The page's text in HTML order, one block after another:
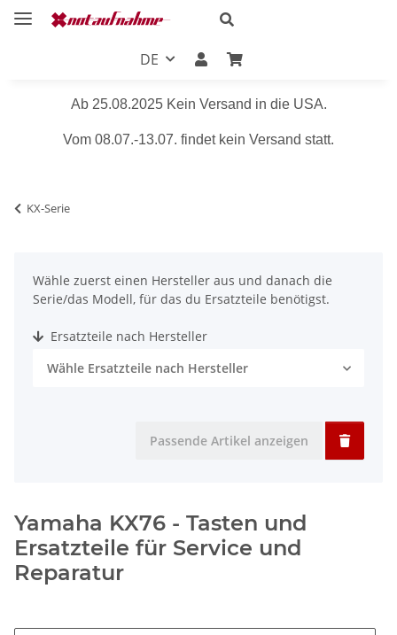
DE
Ab 25.08.2025 Kein Versand in die USA.
Vom 08.07.-13.07. findet kein Versand statt.
KX-Serie
Wähle zuerst einen Hersteller aus und danach die
Serie/das Modell, für das du Ersatzteile benötigst.
Ersatzteile nach Hersteller
Wähle Ersatzteile nach Hersteller
Passende Artikel anzeigen
Yamaha KX76 - Tasten und
Ersatzteile für Service und
Reparatur